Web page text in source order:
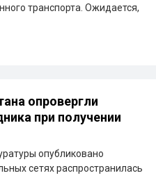
транспорта. Ожидается,
опровергли
при получении
опубликовано
сетях распространилась